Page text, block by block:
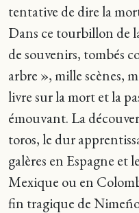
tentative de dire la
Dans ce tourbillon de
de souvenirs, tombés
arbre », mille scènes,
livre sur la mort et la
émouvant. La
toros, le dur
galères en Espagne et
Mexique ou en
fin tragique de